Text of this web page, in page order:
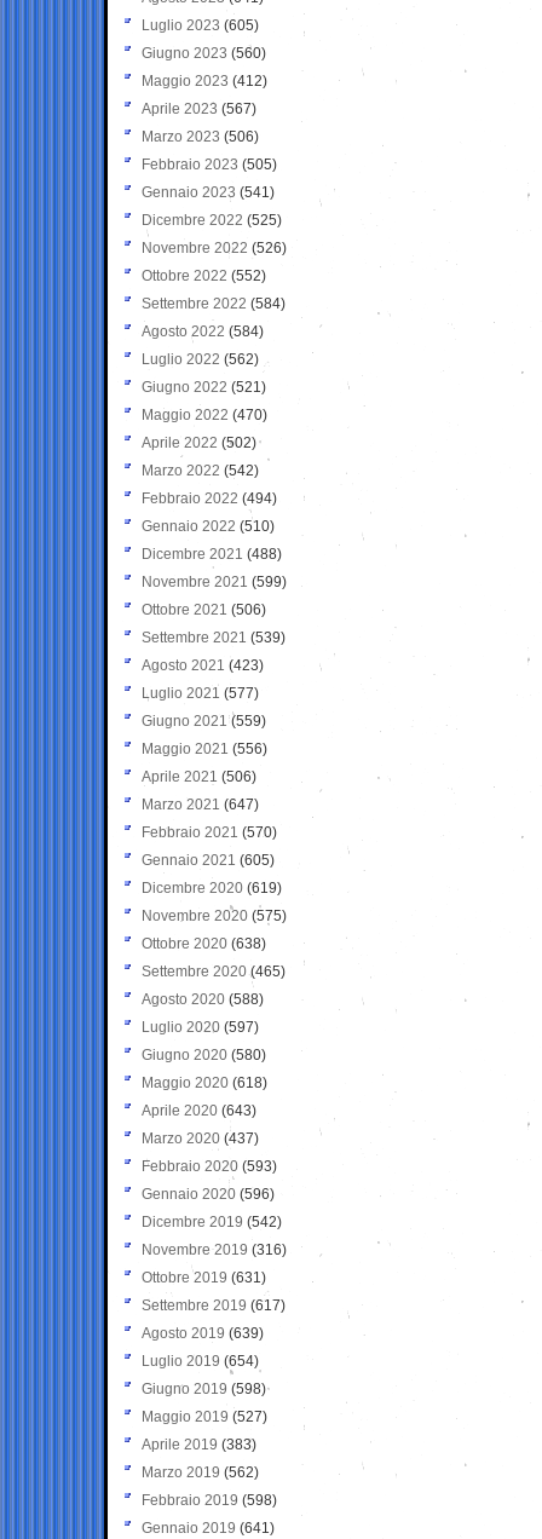
Luglio 2023 (605)
Giugno 2023 (560)
Maggio 2023 (412)
Aprile 2023 (567)
Marzo 2023 (506)
Febbraio 2023 (505)
Gennaio 2023 (541)
Dicembre 2022 (525)
Novembre 2022 (526)
Ottobre 2022 (552)
Settembre 2022 (584)
Agosto 2022 (584)
Luglio 2022 (562)
Giugno 2022 (521)
Maggio 2022 (470)
Aprile 2022 (502)
Marzo 2022 (542)
Febbraio 2022 (494)
Gennaio 2022 (510)
Dicembre 2021 (488)
Novembre 2021 (599)
Ottobre 2021 (506)
Settembre 2021 (539)
Agosto 2021 (423)
Luglio 2021 (577)
Giugno 2021(559)
Maggio 2021 (556)
Aprile 2021 (506)
Marzo 2021 (647)
Febbraio 2021 (570)
Gennaio 2021 (605)
Dicembre 2020 (619)
Novembre 2020 (575)
Ottobre 2020 (638)
Settembre 2020(465)
Agosto 2020 (588)
Luglio 2020 (597)
Giugno 2020 (580)
Maggio 2020 (618)
Aprile 2020 (643)
Marzo 2020 (437)
Febbraio 2020 (593)
Gennaio 2020 (596)
Dicembre 2019 (542)
Novembre 2019 (316)
Ottobre 2019 (631)
Settembre 2019 (617)
Agosto 2019 (639)
Luglio 2019 (654)
Giugno 2019 (598)
Maggio 2019 (527)
Aprile 2019 (383)
Marzo 2019 (562)
Febbraio 2019 (598)
Gennaio 2019 (641)